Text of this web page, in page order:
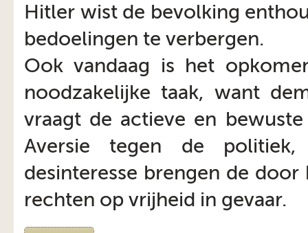
Hitler wist de bevolking
bedoelingen te verbergen.
Ook vandaag is het
noodzakelijke taak, want
vraagt de actieve en
Aversie tegen de
desinteresse brengen de
rechten op vrijheid in gevaar.